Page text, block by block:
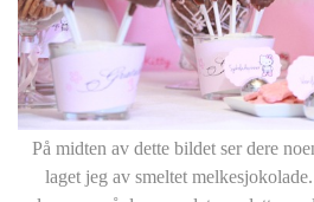
På midten av dette bildet ser dere
laget jeg av smeltet